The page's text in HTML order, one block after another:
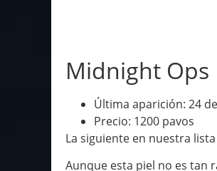
Midnight Ops
Última aparición: 24
Precio: 1200 pavos
La siguiente en nuestra
Aunque esta piel no es tan